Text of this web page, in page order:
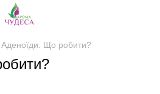
Аденоїди. Що робити?